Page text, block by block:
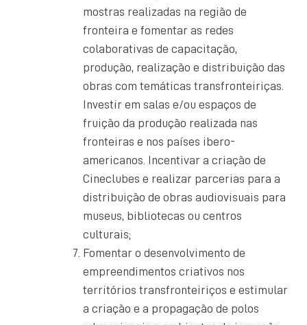
mostras realizadas na região de
fronteira e fomentar as redes
colaborativas de capacitação,
produção, realização e distribuição das
obras com temáticas transfronteiriças.
Investir em salas e/ou espaços de
fruição da produção realizada nas
fronteiras e nos países ibero-
americanos. Incentivar a criação de
Cineclubes e realizar parcerias para a
distribuição de obras audiovisuais para
museus, bibliotecas ou centros
culturais;
Fomentar o desenvolvimento de
empreendimentos criativos nos
territórios transfronteiriços e estimular
a criação e a propagação de polos